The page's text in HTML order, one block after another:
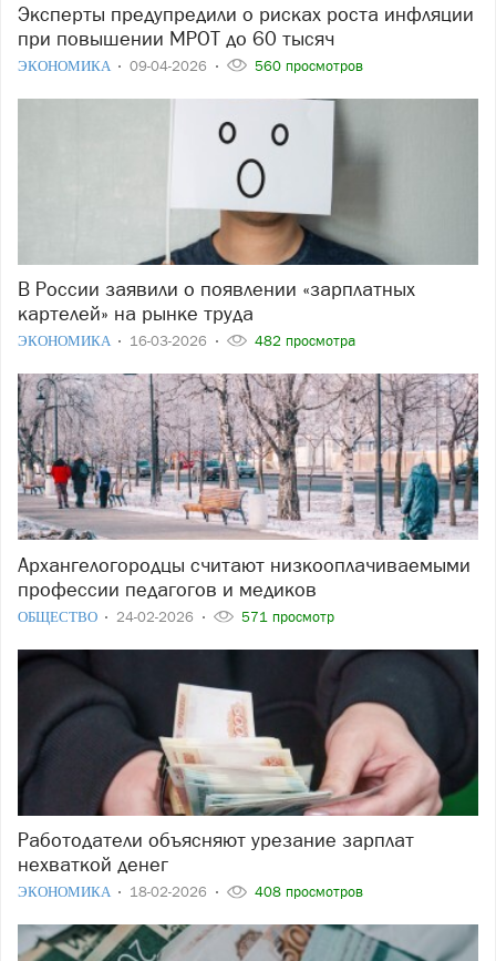
Эксперты предупредили о рисках роста инфляции
при повышении МРОТ до 60 тысяч
ЭКОНОМИКА 09-04-2026 560 просмотров
В России заявили о появлении «зарплатных
картелей» на рынке труда
ЭКОНОМИКА 16-03-2026 482 просмотра
Архангелогородцы считают низкооплачиваемыми
профессии педагогов и медиков
ОБЩЕСТВО 24-02-2026 571 просмотр
Работодатели объясняют урезание зарплат
нехваткой денег
ЭКОНОМИКА 18-02-2026 408 просмотров